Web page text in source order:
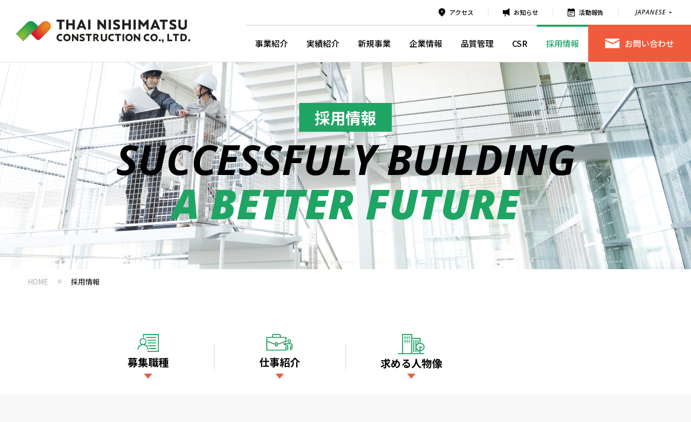
アクセス お知らせ 活動報告 JAPANESE
事業紹介 実績紹介 新規事業 企業情報 品質管理 CSR 採用情報 お問い合わせ
採用情報
SUCCESSFULYBUILDING
A BETTERFUTURE
HOME 採用情報
募集職種 仕事紹介 求める人物像